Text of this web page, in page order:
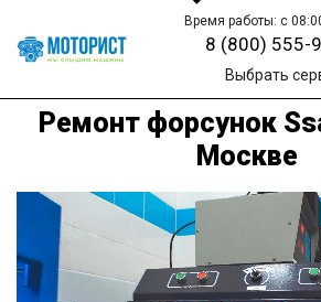
Время работы: с
8 (800) 555-
Выбрать
Ремонт форсунок
Москве